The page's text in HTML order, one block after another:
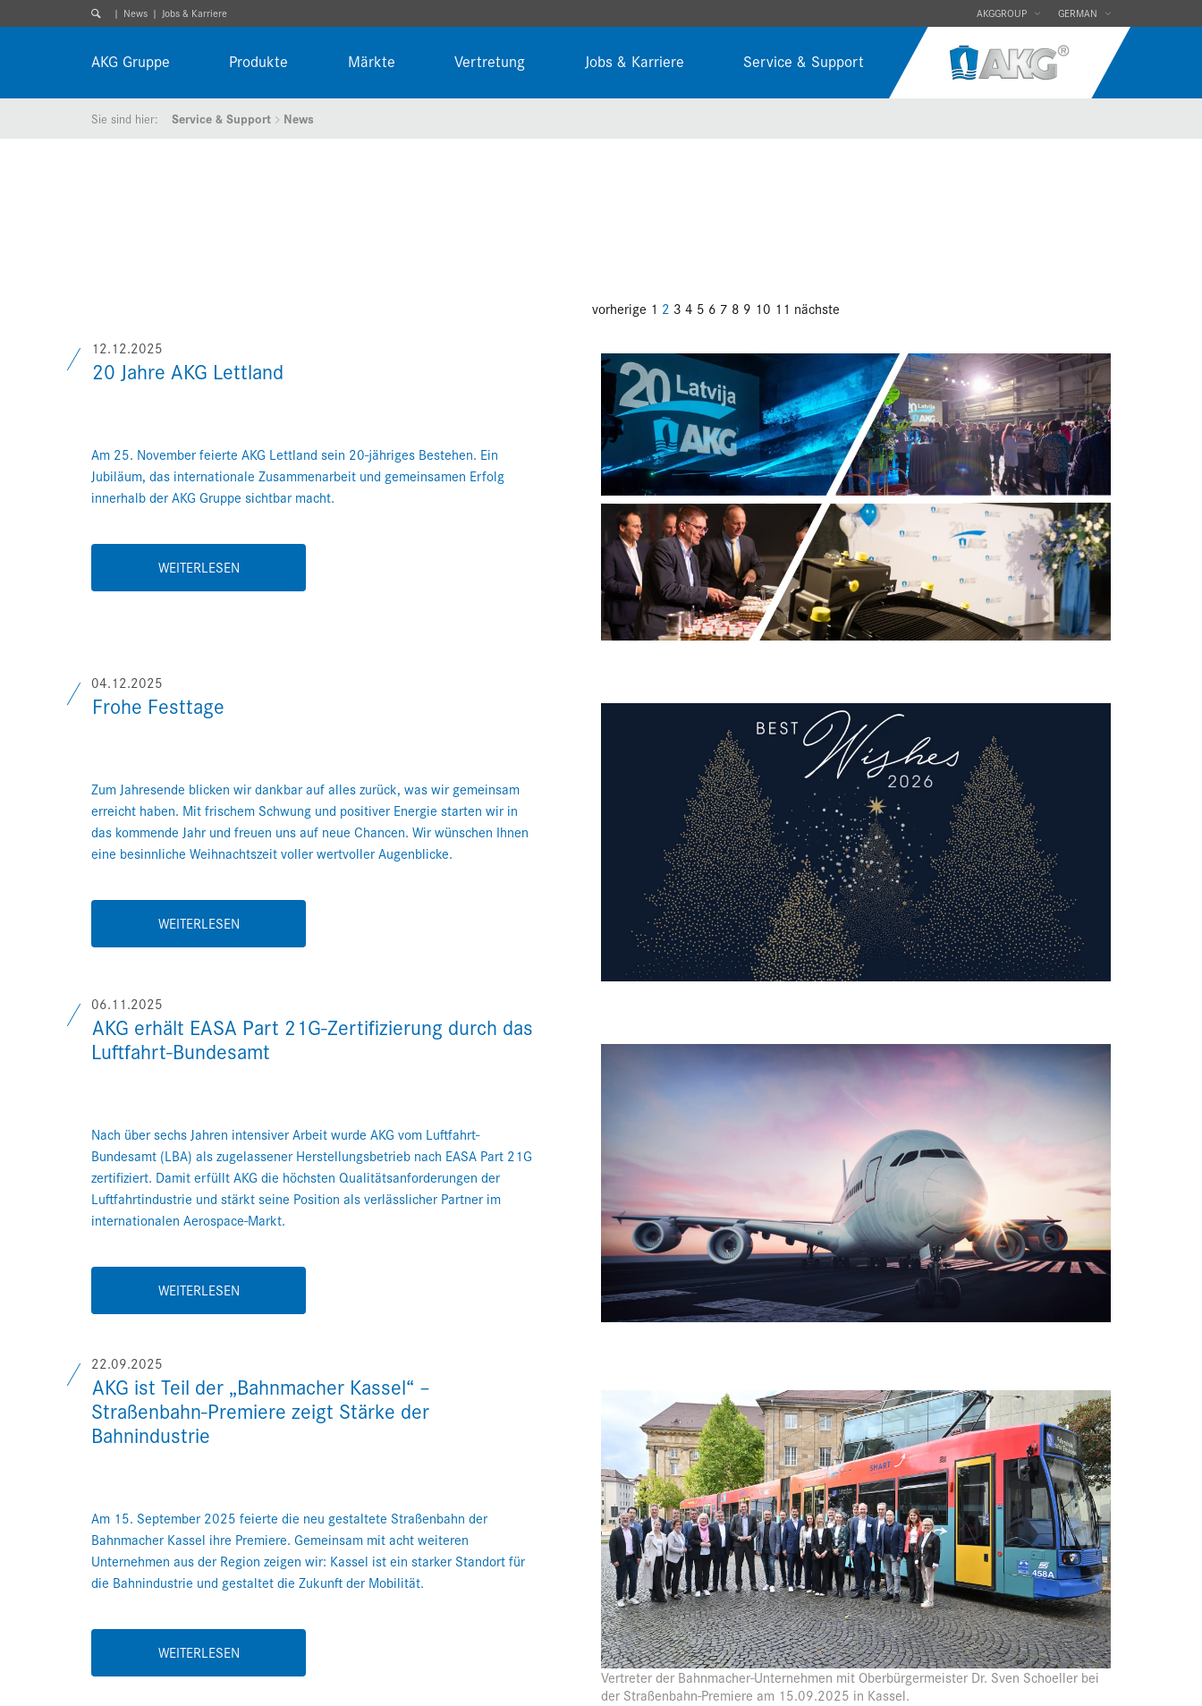
News Jobs & Karriere AKGGROUP GERMAN
AKG Gruppe Produkte Märkte Vertretung Jobs & Karriere Service & Support
Sie sind hier: Service & Support News
vorherige 1 2 3 4 5 6 7 8 9 10 11 nächste
12.12.2025
20 Jahre AKG Lettland
Am 25. November feierte AKG Lettland sein 20-jähriges Bestehen. Ein
Jubiläum, das internationale Zusammenarbeit und gemeinsamen Erfolg
innerhalb der AKG Gruppe sichtbar macht.
WEITERLESEN
04.12.2025
Frohe Festtage
Zum Jahresende blicken wir dankbar auf alles zurück, was wir gemeinsam
erreicht haben. Mit frischem Schwung und positiver Energie starten wir in
das kommende Jahr und freuen uns auf neue Chancen. Wir wünschen Ihnen
eine besinnliche Weihnachtszeit voller wertvoller Augenblicke.
WEITERLESEN
06.11.2025
AKG erhält EASA Part 21G-Zertifizierung durch das
Luftfahrt-Bundesamt
Nach über sechs Jahren intensiver Arbeit wurde AKG vom Luftfahrt-
Bundesamt (LBA) als zugelassener Herstellungsbetrieb nach EASA Part 21G
zertifiziert. Damit erfüllt AKG die höchsten Qualitätsanforderungen der
Luftfahrtindustrie und stärkt seine Position als verlässlicher Partner im
internationalen Aerospace-Markt.
WEITERLESEN
22.09.2025
AKG ist Teil der „Bahnmacher Kassel“ –
Straßenbahn-Premiere zeigt Stärke der
Bahnindustrie
Am 15. September 2025 feierte die neu gestaltete Straßenbahn der
Bahnmacher Kassel ihre Premiere. Gemeinsam mit acht weiteren
Unternehmen aus der Region zeigen wir: Kassel ist ein starker Standort für
die Bahnindustrie und gestaltet die Zukunft der Mobilität.
WEITERLESEN
Vertreter der Bahnmacher-Unternehmen mit Oberbürgermeister Dr. Sven Schoeller bei
der Straßenbahn-Premiere am 15.09.2025 in Kassel.